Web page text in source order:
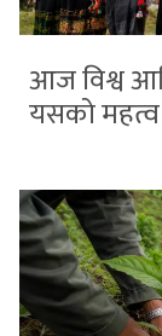
आज विश्व
यसको